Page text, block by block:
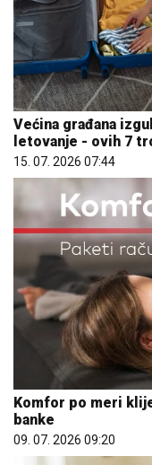
Većina građana
letovanje - ovih 7
15. 07. 2026 07:44
Komfor po meri
banke
09. 07. 2026 09:20